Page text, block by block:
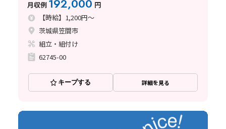
月収例 192,000 円
【時給】1,200円～
茨城県笠間市
組立・組付け
62745-00
キープする 詳細を見る